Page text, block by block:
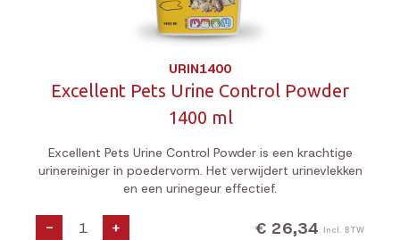
URIN1400
Excellent Pets Urine Control Powder
1400 ml
Excellent Pets Urine Control Powder is een krachtige
urinereiniger in poedervorm. Het verwijdert urinevlekken
en een urinegeur effectief.
- + € 26,34 Incl. BTW